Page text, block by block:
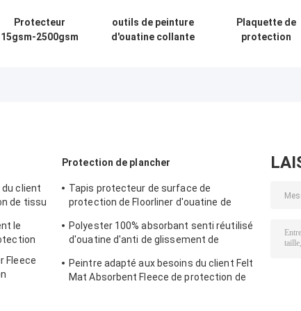
Protecteur
15gsm-2500gsm
outils de peinture
d'ouatine collante
Plaquette de
protection
client
de tissu
le
Fleece
Protection de plancher
Tapis protecteur de surface de
protection de Floorliner d'ouatine de
Polyester 100% absorbant senti réutilisé
d'ouatine d'anti de glissement de
Peintre adapté aux besoins du client Felt
Mat Absorbent Fleece de protection de